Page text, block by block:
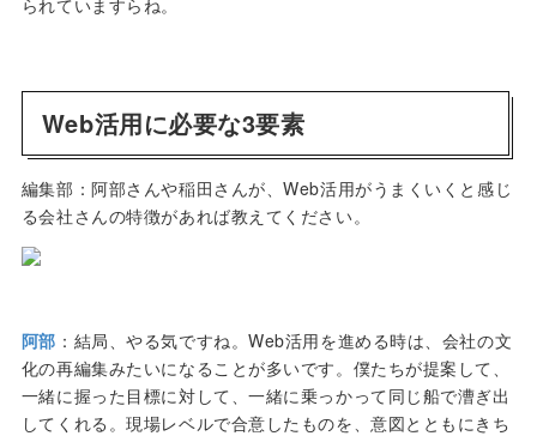
Web活用に必要な3要素
編集部：阿部さんや稲田さんが、Web活用がうまくいくと感じ
る会社さんの特徴があれば教えてください。
阿部 ：結局、やる気ですね。Web活用を進める時は、会社の文
化の再編集みたいになることが多いです。僕たちが提案して、
一緒に握った目標に対して、一緒に乗っかって同じ船で漕ぎ出
してくれる。現場レベルで合意したものを、意図とともにきち